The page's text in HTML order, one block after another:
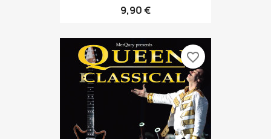
9,90 €
favorite_border